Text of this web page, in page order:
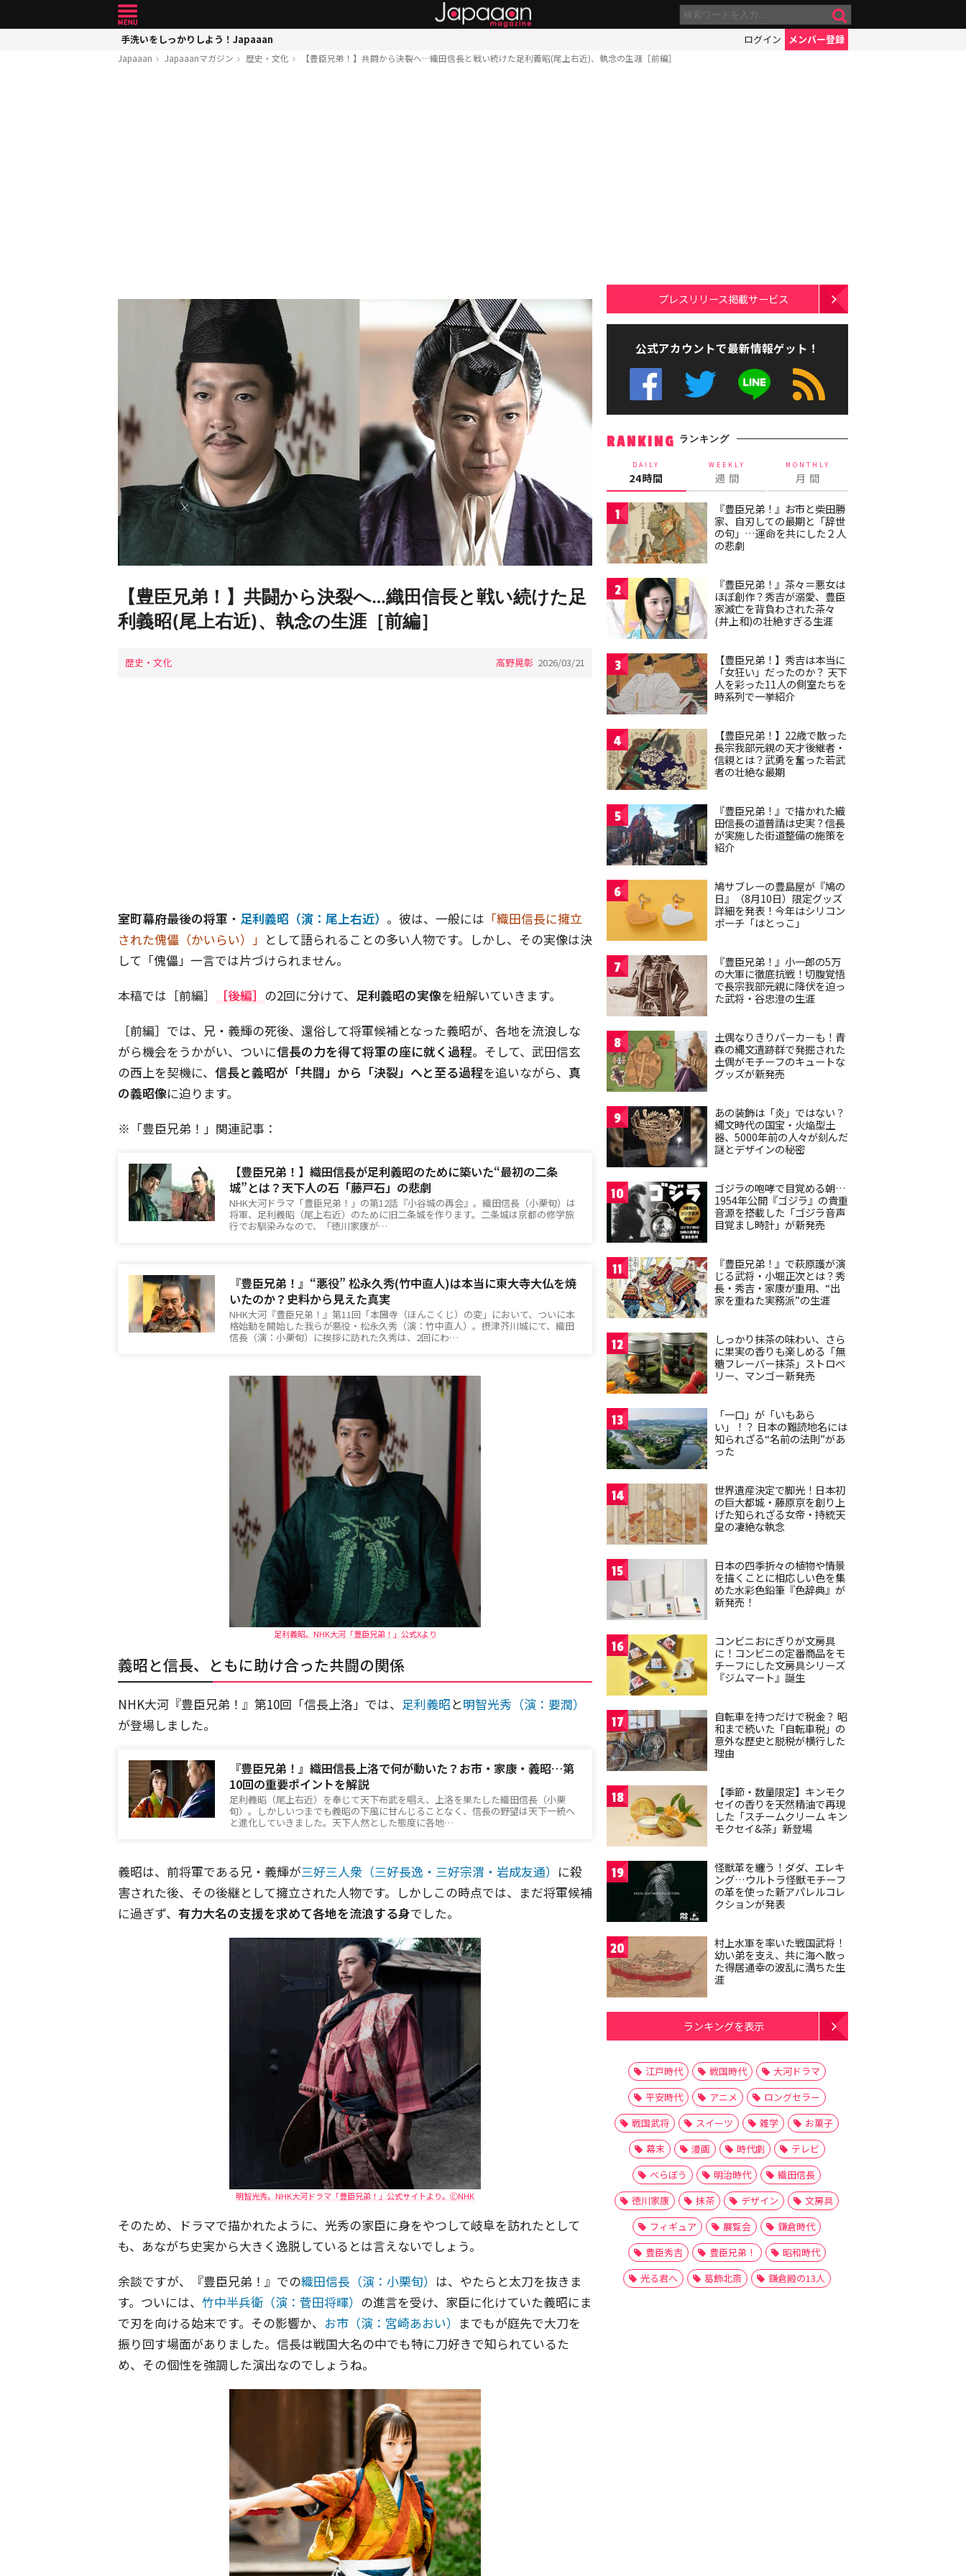
手洗いをしっかりしよう！Japaaan ログイン メンバー登録
Japaaan Japaaanマガジン 歴史・文化 【豊臣兄弟！】共闘から決裂へ…織田信長と戦い続けた足利義昭(尾上右近)、執念の生涯［前編］
【豊臣兄弟！】共闘から決裂へ…織田信長と戦い続けた足
利義昭(尾上右近)、執念の生涯［前編］
歴史・文化 高野晃彰 2026/03/21
室町幕府最後の将軍 ・ 足利義昭（演：尾上右近） 。彼は、一般には 「織田信長に擁立
された傀儡（かいらい）」 として語られることの多い人物です。しかし、その実像は決
して「傀儡」一言では片づけられません。
本稿では［前編］
［後編］ の2回に分けて、 足利義昭の実像を紐解いていきます。
［前編］では、兄・義輝の死後、還俗して将軍候補となった義昭が、各地を流浪しな
がら機会をうかがい、ついに信長の力を得て将軍の座に就く過程。そして、武田信玄
の西上を契機に、 信長と義昭が「共闘」から「決裂」へと至る過程を追いながら、 真
の義昭像に迫ります。
※「豊臣兄弟！」関連記事：
【豊臣兄弟！】織田信長が足利義昭のために築いた“最初の二条
城”とは？天下人の石「藤戸石」の悲劇
NHK大河ドラマ「豊臣兄弟！」の第12話『小谷城の再会』。織田信長（小栗旬）は
将軍、足利義昭（尾上右近）のために旧二条城を作ります。二条城は京都の修学旅
行でお馴染みなので、「徳川家康が…
『豊臣兄弟！』“悪役” 松永久秀(竹中直人)は本当に東大寺大仏を焼
いたのか？史料から見えた真実
NHK大河『豊臣兄弟！』第11回「本圀寺（ほんこくじ）の変」において、ついに本
格始動を開始した我らが悪役・松永久秀（演：竹中直人）。摂津芥川城にて、織田
信長（演：小栗旬）に挨拶に訪れた久秀は、2回にわ…
足利義昭。NHK大河「豊臣兄弟！」公式Xより
義昭と信長、ともに助け合った共闘の関係
NHK大河『豊臣兄弟！』第10回「信長上洛」では、 足利義昭と明智光秀（演：要潤）
が登場しました。
『豊臣兄弟！』織田信長上洛で何が動いた？お市・家康・義昭…第
10回の重要ポイントを解説
足利義昭（尾上右近）を奉じて天下布武を唱え、上洛を果たした織田信長（小栗
旬）。しかしいつまでも義昭の下風に甘んじることなく、信長の野望は天下一統へ
と進化していきました。天下人然とした態度に各地…
義昭は、前将軍である兄・義輝が三好三人衆（三好長逸・三好宗渭・岩成友通） に殺
害された後、その後継として擁立された人物です。しかしこの時点では、まだ将軍候補
に過ぎず、 有力大名の支援を求めて各地を流浪する身でした。
明智光秀。NHK大河ドラマ「豊臣兄弟！」公式サイトより。🄫NHK
そのため、ドラマで描かれたように、光秀の家臣に身をやつして岐阜を訪れたとして
も、あながち史実から大きく逸脱しているとは言えないでしょう。
余談ですが、『豊臣兄弟！』での織田信長（演：小栗旬） は、やたらと太刀を抜きま
す。ついには、 竹中半兵衛（演：菅田将暉） の進言を受け、家臣に化けていた義昭にま
で刃を向ける始末です。その影響か、 お市（演：宮崎あおい） までもが庭先で大刀を
振り回す場面がありました。信長は戦国大名の中でも特に刀好きで知られているた
め、その個性を強調した演出なのでしょうね。
プレスリリース掲載サービス
公式アカウントで最新情報ゲット！
RANKING ランキング
DAILY
24時間
WEEKLY
週 間
MONTHLY
月 間
1
『豊臣兄弟！』お市と柴田勝
家、自刃しての最期と「辞世
の句」…運命を共にした２人
の悲劇
2
『豊臣兄弟！』茶々＝悪女は
ほぼ創作？秀吉が溺愛、豊臣
家滅亡を背負わされた茶々
(井上和)の壮絶すぎる生涯
3
【豊臣兄弟！】秀吉は本当に
「女狂い」だったのか？ 天下
人を彩った11人の側室たちを
時系列で一挙紹介
4
【豊臣兄弟！】22歳で散った
長宗我部元親の天才後継者・
信親とは？武勇を奮った若武
者の壮絶な最期
5
『豊臣兄弟！』で描かれた織
田信長の道普請は史実？信長
が実施した街道整備の施策を
紹介
6
鳩サブレーの豊島屋が『鳩の
日』（8月10日）限定グッズ
詳細を発表！今年はシリコン
ポーチ「はとっこ」
7
『豊臣兄弟！』小一郎の5万
の大軍に徹底抗戦！切腹覚悟
で長宗我部元親に降伏を迫っ
た武将・谷忠澄の生涯
8
土偶なりきりパーカーも！青
森の縄文遺跡群で発掘された
土偶がモチーフのキュートな
グッズが新発売
9
あの装飾は「炎」ではない？
縄文時代の国宝・火焔型土
器、5000年前の人々が刻んだ
謎とデザインの秘密
10
ゴジラの咆哮で目覚める朝…
1954年公開『ゴジラ』の貴重
音源を搭載した「ゴジラ音声
目覚まし時計」が新発売
11
『豊臣兄弟！』で萩原護が演
じる武将・小堀正次とは？秀
長・秀吉・家康が重用、“出
家を重ねた実務派”の生涯
12
しっかり抹茶の味わい、さら
に果実の香りも楽しめる「無
糖フレーバー抹茶」ストロベ
リー、マンゴー新発売
13
「一口」が「いもあら
い」！？ 日本の難読地名には
知られざる“名前の法則”があ
った
14
世界遺産決定で脚光！日本初
の巨大都城・藤原京を創り上
げた知られざる女帝・持統天
皇の凄絶な執念
15
日本の四季折々の植物や情景
を描くことに相応しい色を集
めた水彩色鉛筆『色辞典』が
新発売！
16
コンビニおにぎりが文房具
に！コンビニの定番商品をモ
チーフにした文房具シリーズ
『ジムマート』誕生
17
自転車を持つだけで税金？ 昭
和まで続いた「自転車税」の
意外な歴史と脱税が横行した
理由
18
【季節・数量限定】キンモク
セイの香りを天然精油で再現
した「スチームクリーム キン
モクセイ&茶」新登場
19
怪獣革を纏う！ダダ、エレキ
ング…ウルトラ怪獣モチーフ
の革を使った新アパレルコレ
クションが発表
20
村上水軍を率いた戦国武将！
幼い弟を支え、共に海へ散っ
た得居通幸の波乱に満ちた生
涯
ランキングを表示
江戸時代 戦国時代
大河ドラマ
平安時代
アニメ
ロングセラー
戦国武将
スイーツ 雑学
お菓子
幕末
漫画 時代劇
テレビ
べらぼう
明治時代
織田信長
徳川家康
抹茶 デザイン
文房具
フィギュア
展覧会
鎌倉時代
豊臣秀吉
豊臣兄弟！
昭和時代
光る君へ
葛飾北斎 鎌倉殿の13人